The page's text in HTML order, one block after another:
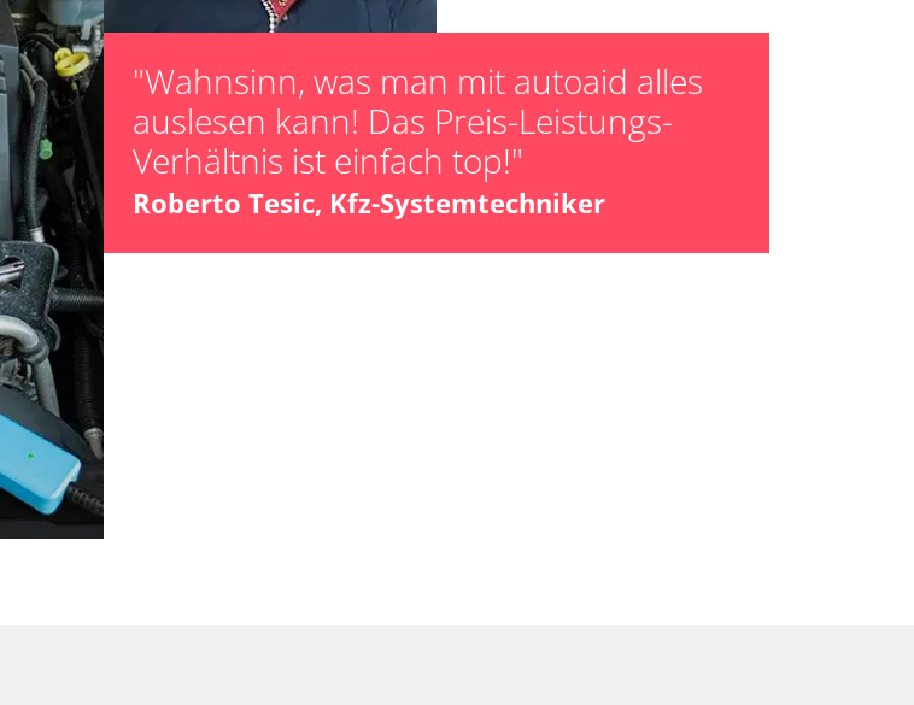
Modell, Motorisierung, Ausstattung und Konfiguration
"Wahnsinn, was man mit autoaid alles
auslesen kann! Das Preis-Leistungs-
Verhältnis ist einfach top!"
Roberto Tesic, Kfz-Systemtechniker